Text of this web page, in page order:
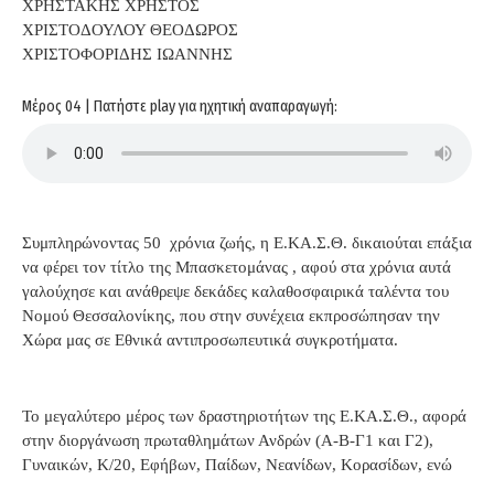
ΧΡΗΣΤΑΚΗΣ ΧΡΗΣΤΟΣ
ΧΡΙΣΤΟΔΟΥΛΟΥ ΘΕΟΔΩΡΟΣ
ΧΡΙΣΤΟΦΟΡΙΔΗΣ ΙΩΑΝΝΗΣ
Μέρος 04 | Πατήστε play για ηχητική αναπαραγωγή:
Συμπληρώνοντας 50 χρόνια ζωής, η Ε.ΚΑ.Σ.Θ. δικαιούται επάξια
να φέρει τον τίτλο της Μπασκετομάνας , αφού στα χρόνια αυτά
γαλούχησε και ανάθρεψε δεκάδες καλαθοσφαιρικά ταλέντα του
Νομού Θεσσαλονίκης, που στην συνέχεια εκπροσώπησαν την
Χώρα μας σε Εθνικά αντιπροσωπευτικά συγκροτήματα.
Το μεγαλύτερο μέρος των δραστηριοτήτων της Ε.ΚΑ.Σ.Θ., αφορά
στην διοργάνωση πρωταθλημάτων Ανδρών (Α-Β-Γ1 και Γ2),
Γυναικών, Κ/20, Εφήβων, Παίδων, Νεανίδων, Κορασίδων, ενώ